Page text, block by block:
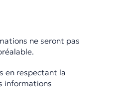
ne seront pas
en respectant la
informations